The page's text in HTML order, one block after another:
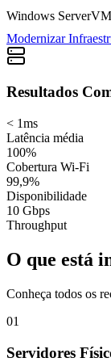
Windows Server
Modernizar
Resultados
< 1ms
Latência média
100%
Cobertura Wi-Fi
99,9%
Disponibilidade
10 Gbps
Throughput
O que está
Conheça todos os
01
Servidores